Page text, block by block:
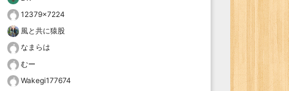
12379×7224
風と共に猿股
なまらは
むー
Wakegi177674